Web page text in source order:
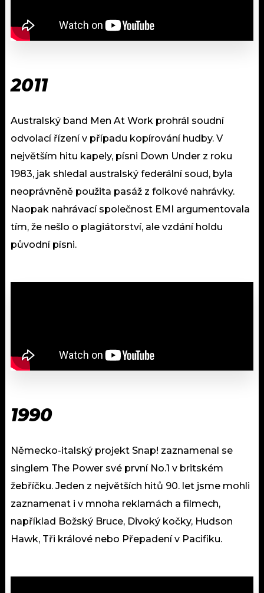
2011
Australský band Men At Work prohrál soudní
odvolací řízení v případu kopírování hudby. V
největším hitu kapely, písni Down Under z roku
1983, jak shledal australský federální soud, byla
neoprávněně použita pasáž z folkové nahrávky.
Naopak nahrávací společnost EMI argumentovala
tím, že nešlo o plagiátorství, ale vzdání holdu
původní písni.
1990
Německo-italský projekt Snap! zaznamenal se
singlem The Power své první No.1 v britském
žebříčku. Jeden z největších hitů 90. let jsme mohli
zaznamenat i v mnoha reklamách a filmech,
například Božský Bruce, Divoký kočky, Hudson
Hawk, Tři králové nebo Přepadení v Pacifiku.